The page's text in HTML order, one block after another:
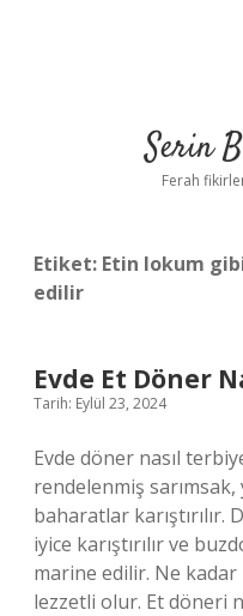
Serin
Ferah
Etiket: Etin lokum
edilir
Evde Et Döner
Tarih: Eylül 23, 2024
Evde döner nasıl
rendelenmiş
baharatlar karıştırılır.
iyice karıştırılır ve
marine edilir. Ne
lezzetli olur. Et döneri